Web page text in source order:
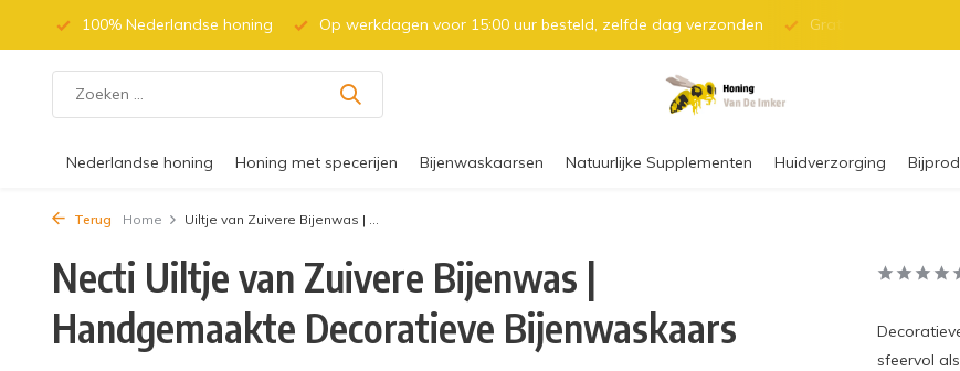
100% Nederlandse honing Op werkdagen voor 15:00 uur besteld, zelfde dag verzonden Gratis verzending
Nederlandse honing Honing met specerijen Bijenwaskaarsen Natuurlijke Supplementen Huidverzorging
Terug Home Uiltje van Zuivere Bijenwas | ...
Necti Uiltje van Zuivere Bijenwas |
Handgemaakte Decoratieve Bijenwaskaars
sfeervol